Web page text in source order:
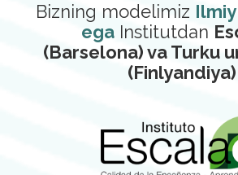
Bizning modelimiz
ega Institutdan
(Barselona) va Turku
(Finlyandiya)